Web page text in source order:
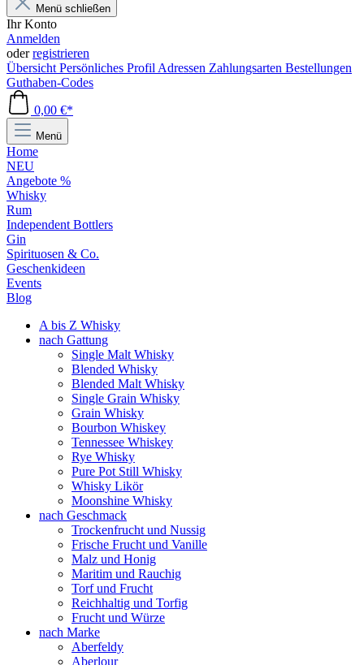
Menü schließen
Ihr Konto
Anmelden
oderregistrieren
Übersicht Persönliches Profil Adressen Zahlungsarten Bestellungen
Guthaben-Codes
0,00 €*
Menü
Home
NEU
Angebote %
Whisky
Rum
Independent Bottlers
Gin
Spirituosen & Co.
Geschenkideen
Events
Blog
A bis Z Whisky
nach Gattung
Single Malt Whisky
Blended Whisky
Blended Malt Whisky
Single Grain Whisky
Grain Whisky
Bourbon Whiskey
Tennessee Whiskey
Rye Whisky
Pure Pot Still Whisky
Whisky Likör
Moonshine Whisky
nach Geschmack
Trockenfrucht und Nussig
Frische Frucht und Vanille
Malz und Honig
Maritim und Rauchig
Torf und Frucht
Reichhaltig und Torfig
Frucht und Würze
nach Marke
Aberfeldy
Aberlour